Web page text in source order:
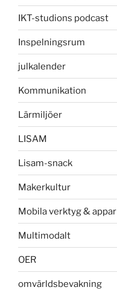
IKT-studions podcast
Inspelningsrum
julkalender
Kommunikation
Lärmiljöer
LISAM
Lisam-snack
Makerkultur
Mobila verktyg & appar
Multimodalt
OER
omvärldsbevakning